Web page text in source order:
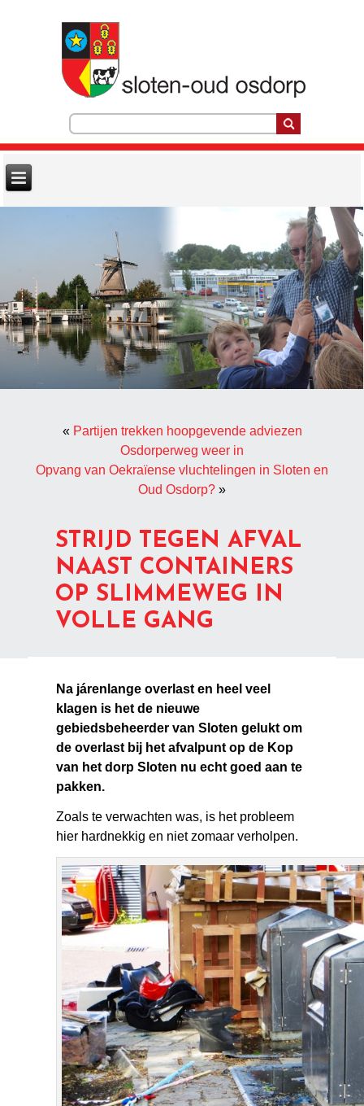
« Partijen trekken hoopgevende adviezen
Osdorperweg weer in
Opvang van Oekraïense vluchtelingen in Sloten en
Oud Osdorp? »
STRIJD TEGEN AFVAL
NAAST CONTAINERS
OP SLIMMEWEG IN
VOLLE GANG
Na járenlange overlast en heel veel
klagen is het de nieuwe
gebiedsbeheerder van Sloten gelukt om
de overlast bij het afvalpunt op de Kop
van het dorp Sloten nu echt goed aan te
pakken.
Zoals te verwachten was, is het probleem
hier hardnekkig en niet zomaar verholpen.